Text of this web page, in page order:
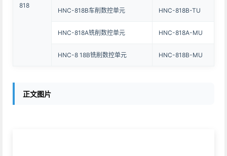
818
HNC-818B车削数控单元 HNC-818B-TU
HNC-818A铣削数控单元 HNC-818A-MU
HNC-8 18B铣削数控单元 HNC-818B-MU
正文图片